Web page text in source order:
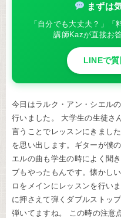
まずは
「自分でも大丈夫？」「
講師Kazが直接お
LINEで質
今日はラルク・アン・シエル
行いました。 大学生の生徒さ
言うことでレッスンにきまし
を思い出します。ギターが僕
エルの曲も学生の時によく聞
ブもやったもんです。懐かし
ロをメインにレッスンを行い
に押さえて弾くダブルストッ
弾いてますね。 この時の注意